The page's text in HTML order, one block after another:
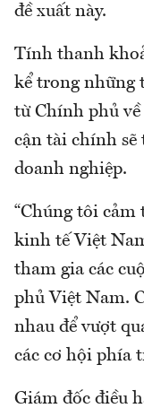
đề xuất này.
Tính thanh
kể trong những
từ Chính phủ
cận tài chính sẽ
doanh nghiệp.
“Chúng tôi cảm
kinh tế Việt
tham gia các
phủ Việt Nam.
nhau để vượt
các cơ hội phía
Giám đốc điều